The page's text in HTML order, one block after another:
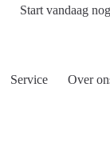
Start vandaag
Service Over